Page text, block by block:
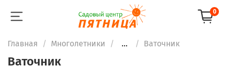
0
Главная Многолетники ... Ваточник
Ваточник